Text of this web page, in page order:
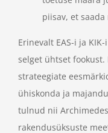
piisav, et
Erinevalt EAS-i ja
selget ühtset
strateegiate
ühiskonda ja
tulnud nii
rakendusüksuste